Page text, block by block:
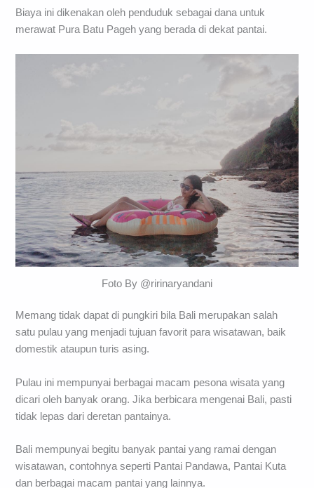
Biaya ini dikenakan oleh penduduk sebagai dana untuk
merawat Pura Batu Pageh yang berada di dekat pantai.
Foto By @ririnaryandani
Memang tidak dapat di pungkiri bila Bali merupakan salah
satu pulau yang menjadi tujuan favorit para wisatawan, baik
domestik ataupun turis asing.
Pulau ini mempunyai berbagai macam pesona wisata yang
dicari oleh banyak orang. Jika berbicara mengenai Bali, pasti
tidak lepas dari deretan pantainya.
Bali mempunyai begitu banyak pantai yang ramai dengan
wisatawan, contohnya seperti Pantai Pandawa, Pantai Kuta
dan berbagai macam pantai yang lainnya.